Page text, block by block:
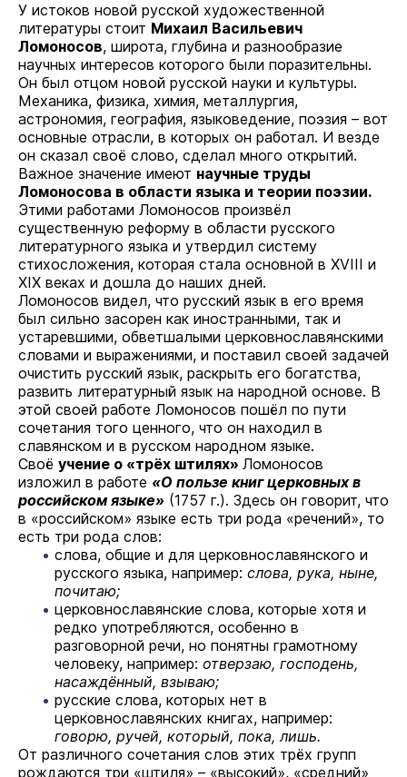
У истоков новой русской художественной
литературы стоит Михаил Васильевич
Ломоносов, широта, глубина и разнообразие
научных интересов которого были поразительны.
Он был отцом новой русской науки и культуры.
Механика, физика, химия, металлургия,
астрономия, география, языковедение, поэзия – вот
основные отрасли, в которых он работал. И везде
он сказал своё слово, сделал много открытий.
Важное значение имеют научные труды
Ломоносова в области языка и теории поэзии.
Этими работами Ломоносов произвёл
существенную реформу в области русского
литературного языка и утвердил систему
стихосложения, которая стала основной в XVIII и
XIX веках и дошла до наших дней.
Ломоносов видел, что русский язык в его время
был сильно засорен как иностранными, так и
устаревшими, обветшалыми церковнославянскими
словами и выражениями, и поставил своей задачей
очистить русский язык, раскрыть его богатства,
развить литературный язык на народной основе. В
этой своей работе Ломоносов пошёл по пути
сочетания того ценного, что он находил в
славянском и в русском народном языке.
Своё учение о «трёх штилях» Ломоносов
изложил в работе «О пользе книг церковных в
российском языке» (1757 г.). Здесь он говорит, что
в «российском» языке есть три рода «речений», то
есть три рода слов:
слова, общие и для церковнославянского и
русского языка, например: слова, рука, ныне,
почитаю;
церковнославянские слова, которые хотя и
редко употребляются, особенно в
разговорной речи, но понятны грамотному
человеку, например: отверзаю, господень,
насаждённый, взываю;
русские слова, которых нет в
церковнославянских книгах, например:
говорю, ручей, который, пока, лишь.
От различного сочетания слов этих трёх групп
рождаются три «штиля» – «высокий», «средний»